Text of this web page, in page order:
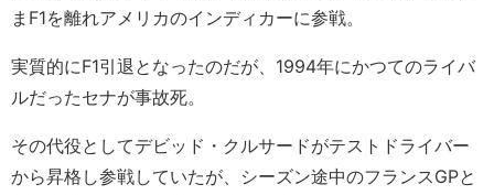
まF1を離れアメリカのインディカーに参戦。
実質的にF1引退となったのだが、1994年にかつてのライバ
ルだったセナが事故死。
その代役としてデビッド・クルサードがテストドライバー
から昇格し参戦していたが、シーズン途中のフランスGPと